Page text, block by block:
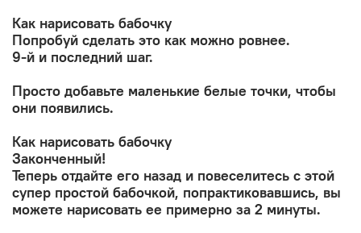
Как нарисовать бабочку
Попробуй сделать это как можно ровнее.
9-й и последний шаг.
Просто добавьте маленькие белые точки, чтобы
они появились.
Как нарисовать бабочку
Законченный!
Теперь отдайте его назад и повеселитесь с этой
супер простой бабочкой, попрактиковавшись, вы
можете нарисовать ее примерно за 2 минуты.